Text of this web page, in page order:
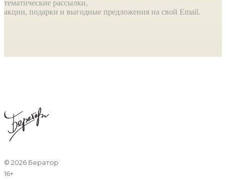
тематические рассылки,
акции, подарки и выгодные предложения на свой Email.
© 2026 Бератор
16+